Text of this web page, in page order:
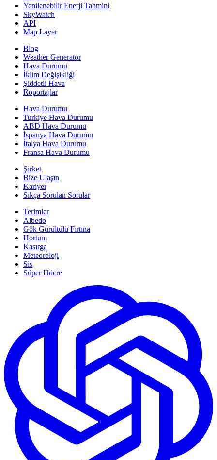
Yenilenebilir Enerji Tahmini
SkyWatch
API
Map Layer
Blog
Weather Generator
Hava Durumu
İklim Değişikliği
Şiddetli Hava
Röportajlar
Hava Durumu
Turkiye Hava Durumu
ABD Hava Durumu
İspanya Hava Durumu
İtalya Hava Durumu
Fransa Hava Durumu
Şirket
Bize Ulaşın
Kariyer
Sıkça Sorulan Sorular
Terimler
Albedo
Gök Gürültülü Fırtına
Hortum
Kasırga
Meteoroloji
Sis
Süper Hücre